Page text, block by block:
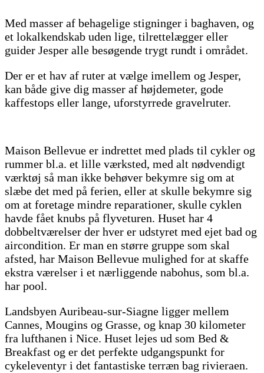
Med masser af behagelige stigninger i baghaven, og
et lokalkendskab uden lige, tilrettelægger eller
guider Jesper alle besøgende trygt rundt i området.
Der er et hav af ruter at vælge imellem og Jesper,
kan både give dig masser af højdemeter, gode
kaffestops eller lange, uforstyrrede gravelruter.
Maison Bellevue er indrettet med plads til cykler og
rummer bl.a. et lille værksted, med alt nødvendigt
værktøj så man ikke behøver bekymre sig om at
slæbe det med på ferien, eller at skulle bekymre sig
om at foretage mindre reparationer, skulle cyklen
havde fået knubs på flyveturen. Huset har 4
dobbeltværelser der hver er udstyret med ejet bad og
aircondition. Er man en større gruppe som skal
afsted, har Maison Bellevue mulighed for at skaffe
ekstra værelser i et nærliggende nabohus, som bl.a.
har pool.
Landsbyen Auribeau-sur-Siagne ligger mellem
Cannes, Mougins og Grasse, og knap 30 kilometer
fra lufthanen i Nice. Huset lejes ud som Bed &
Breakfast og er det perfekte udgangspunkt for
cykeleventyr i det fantastiske terræn bag rivieraen.